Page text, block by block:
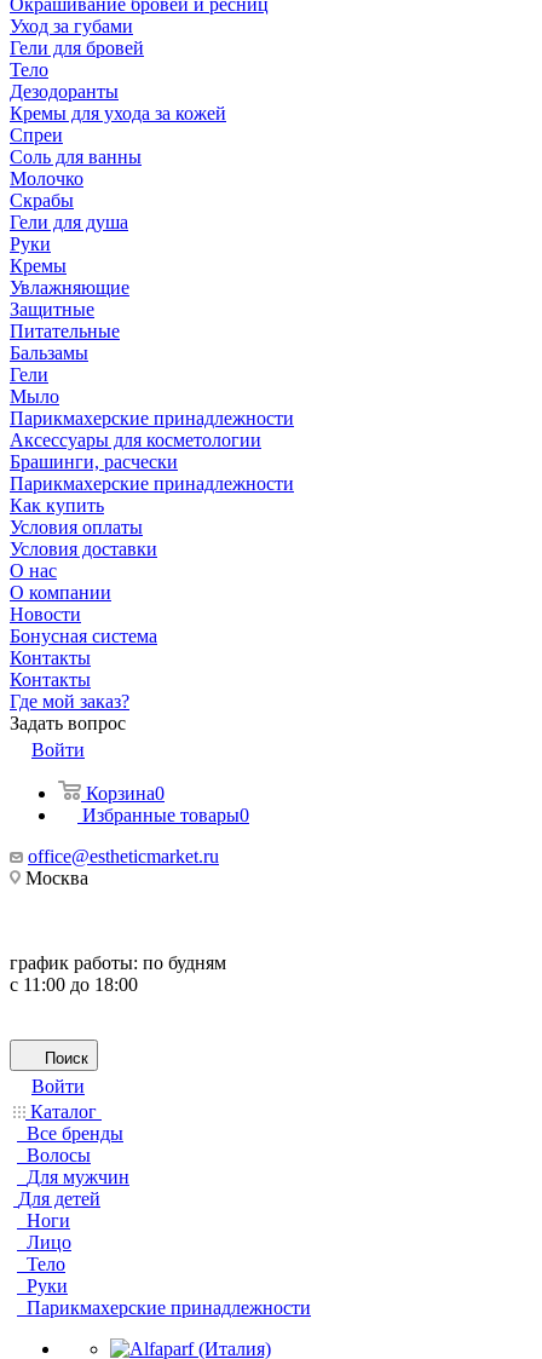
Окрашивание бровей и ресниц
Уход за губами
Гели для бровей
Тело
Дезодоранты
Кремы для ухода за кожей
Спреи
Соль для ванны
Молочко
Скрабы
Гели для душа
Руки
Кремы
Увлажняющие
Защитные
Питательные
Бальзамы
Гели
Мыло
Парикмахерские принадлежности
Аксессуары для косметологии
Брашинги, расчески
Парикмахерские принадлежности
Как купить
Условия оплаты
Условия доставки
О нас
О компании
Новости
Бонусная система
Контакты
Контакты
Где мой заказ?
Задать вопрос
Войти
Корзина0
Избранные товары0
office@estheticmarket.ru
Москва
график работы: по будням
с 11:00 до 18:00
Поиск
Войти
Каталог
Все бренды
Волосы
Для мужчин
Для детей
Ноги
Лицо
Тело
Руки
Парикмахерские принадлежности